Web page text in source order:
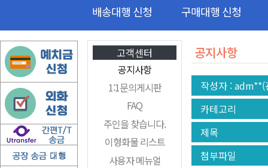
배송대행 신청 구매대행 신청
고객센터
공지사항
1:1문의게시판
FAQ
주인을 찾습니다.
이형화물 리스트
사용자 메뉴얼
공지사항
작성자 : adm**(
카테고리
제목
첨부파일